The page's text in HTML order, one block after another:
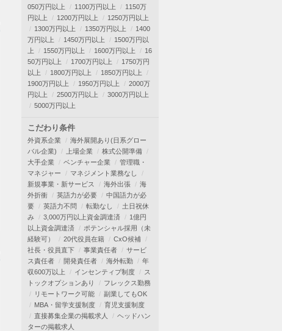
050万円以上
1100万円以上
1150万
円以上
1200万円以上
1250万円以上
1300万円以上
1350万円以上
1400
万円以上
1450万円以上
1500万円以
上
1550万円以上 1600万円以上
16
50万円以上
1700万円以上
1750万円
以上
1800万円以上
1850万円以上
1900万円以上
1950万円以上
2000万
円以上
2500万円以上
3000万円以上
5000万円以上
こだわり条件
外資系企業
海外展開あり(日系グロー
バル企業)
上場企業
株式公開準備
大手企業
ベンチャー企業
管理職・
マネジャー
マネジメント業務なし
新規事業・新サービス
海外出張
海
外折衝
英語力が必要
中国語力が必
要
英語力不問 転勤なし
土日祝休
み
3,000万円以上資金調達済
1億円
以上資金調達済
ポテンシャル採用（未
経験可）
20代役員在籍
CxO候補
社長・役員直下
事業責任者
サービ
ス責任者
開発責任者 海外転勤
年
収600万以上
インセンティブ制度
ス
トックオプションあり
フレックス勤務
リモートワーク可能
副業してもOK
MBA・留学支援制度
育児支援制度
直接募集企業の掲載求人
ヘッドハン
ターの掲載求人